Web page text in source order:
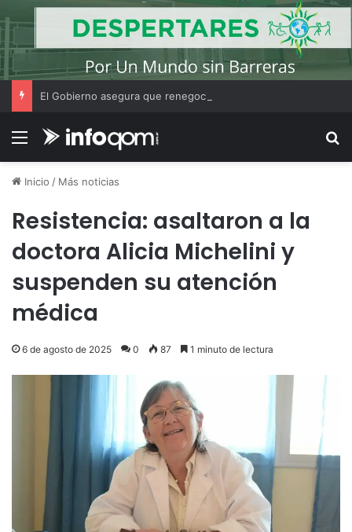
Menú
Inicio / Más noticias
Resistencia: asaltaron a la
doctora Alicia Michelini y
suspenden su atención
médica
6 de agosto de 2025 0 87 1 minuto de lectura